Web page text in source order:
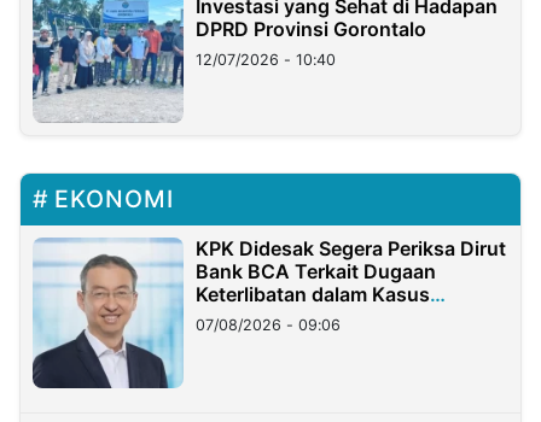
Investasi yang Sehat di Hadapan
DPRD Provinsi Gorontalo
12/07/2026 - 10:40
EKONOMI
KPK Didesak Segera Periksa Dirut
Bank BCA Terkait Dugaan
Keterlibatan dalam Kasus
Hilangnya Dana Nasabah Rp2,58
Miliar
07/08/2026 - 09:06